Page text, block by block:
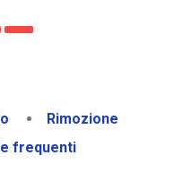
Rimozione
frequenti